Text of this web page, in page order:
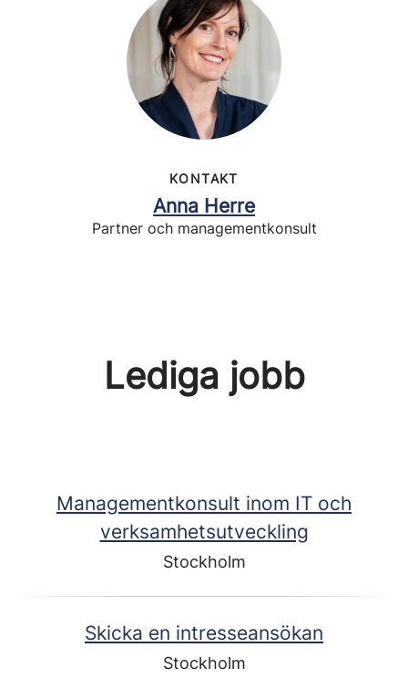
KONTAKT
Anna Herre
Partner och managementkonsult
Lediga jobb
Managementkonsult inom IT och
verksamhetsutveckling
Stockholm
Skicka en intresseansökan
Stockholm